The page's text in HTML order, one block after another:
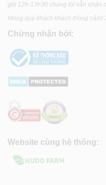
giờ 12h-13h30 chúng tôi vẫn nhận
Mong quý khách khách thông cảm!
Chứng nhận bởi:
Website cùng hệ thống: